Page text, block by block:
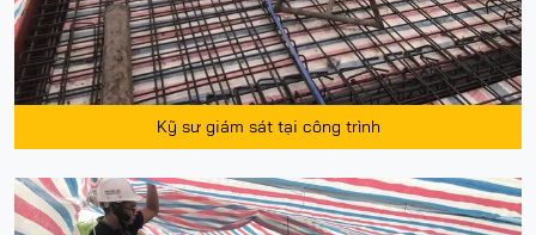
Kỹ sư giám sát tại công trình